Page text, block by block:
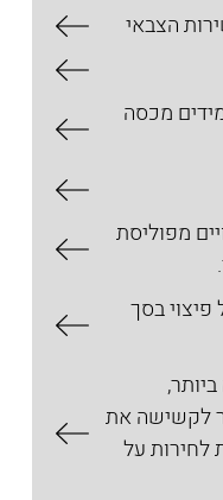
הצבאי
מכסה
מפוליסת
בסך
2012, והחזיר לקשישה את
לחירות על